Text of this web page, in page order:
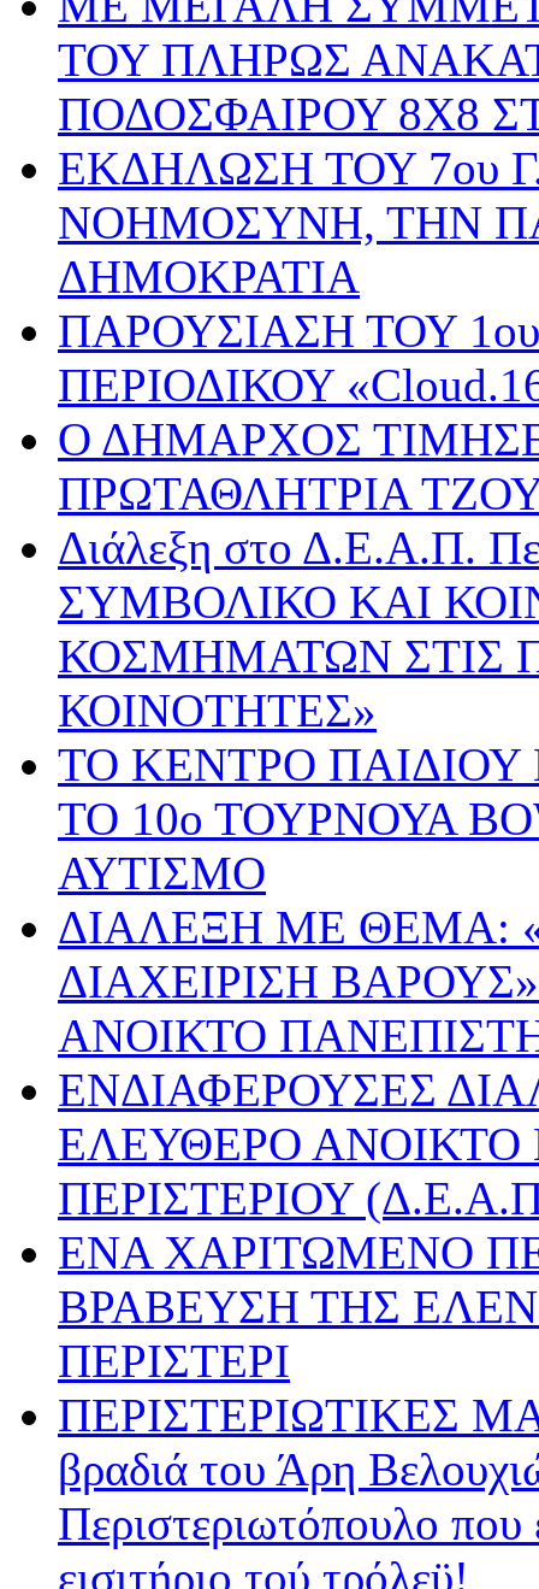
ΤΟΥ ΠΛΗΡΩΣ
ΠΟΔΟΣΦΑΙΡΟΥ 8Χ8
ΕΚΔΗΛΩΣΗ ΤΟΥ 7ου
ΝΟΗΜΟΣΥΝΗ, ΤΗΝ
ΔΗΜΟΚΡΑΤΙΑ
ΠΑΡΟΥΣΙΑΣΗ ΤΟΥ
ΠΕΡΙΟΔΙΚΟΥ
Ο ΔΗΜΑΡΧΟΣ
ΠΡΩΤΑΘΛΗΤΡΙΑ
Διάλεξη στο Δ.Ε.Α.Π.
ΣΥΜΒΟΛΙΚΟ ΚΑΙ
ΚΟΣΜΗΜΑΤΩΝ ΣΤΙΣ
ΚΟΙΝΟΤΗΤΕΣ»
ΤΟ ΚΕΝΤΡΟ
ΤΟ 10ο ΤΟΥΡΝΟΥΑ
ΑΥΤΙΣΜΟ
ΔΙΑΛΕΞΗ ΜΕ ΘΕΜΑ:
ΔΙΑΧΕΙΡΙΣΗ
ΑΝΟΙΚΤΟ
ΕΝΔΙΑΦΕΡΟΥΣΕΣ
ΕΛΕΥΘΕΡΟ
ΠΕΡΙΣΤΕΡΙΟΥ
ΕΝΑ ΧΑΡΙΤΩΜΕΝΟ
ΒΡΑΒΕΥΣΗ ΤΗΣ
ΠΕΡΙΣΤΕΡΙ
ΠΕΡΙΣΤΕΡΙΩΤΙΚΕΣ
βραδιά του Άρη
Περιστεριωτόπουλο που
εισιτήριο τού τρόλεϋ!